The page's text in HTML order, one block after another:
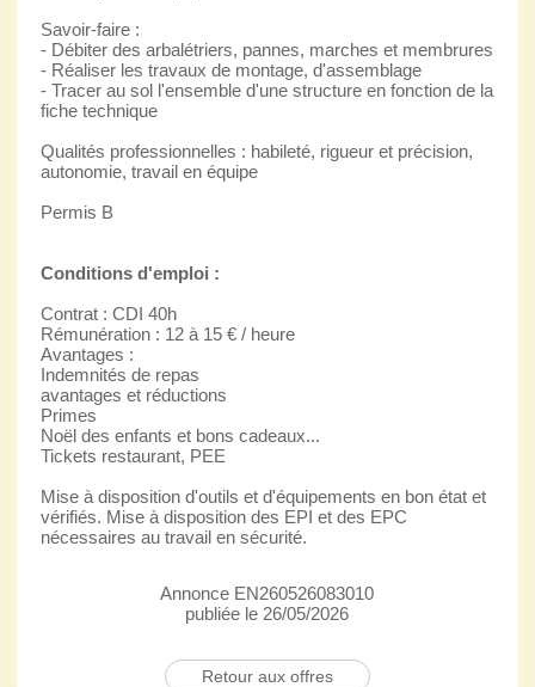
Savoir-faire :
- Débiter des arbalétriers, pannes, marches et membrures
- Réaliser les travaux de montage, d'assemblage
- Tracer au sol l'ensemble d'une structure en fonction de la
fiche technique
Qualités professionnelles : habileté, rigueur et précision,
autonomie, travail en équipe
Permis B
Conditions d'emploi :
Contrat : CDI 40h
Rémunération : 12 à 15 € / heure
Avantages :
Indemnités de repas
avantages et réductions
Primes
Noël des enfants et bons cadeaux...
Tickets restaurant, PEE
Mise à disposition d'outils et d'équipements en bon état et
vérifiés. Mise à disposition des EPI et des EPC
nécessaires au travail en sécurité.
Annonce EN260526083010
publiée le 26/05/2026
Retour aux offres